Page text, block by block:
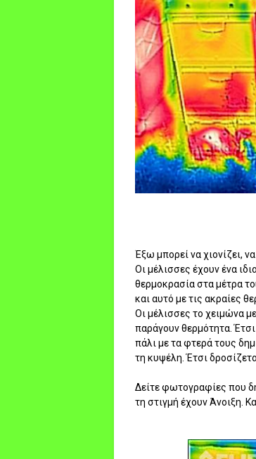
Έξω μπορεί να χιονίζει,
Οι μέλισσες έχουν ένα
θερμοκρασία στα μέτρα
και αυτό με τις ακραίες
Οι μέλισσες το χειμώνα
παράγουν θερμότητα.
πάλι με τα φτερά τους
τη κυψέλη. Έτσι
Δείτε φωτογραφίες που
τη στιγμή έχουν Άνοιξη.